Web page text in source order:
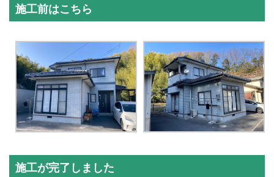
施工前はこちら
施工が完了しました